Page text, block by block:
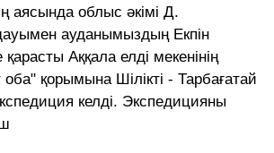
аясында облыс әкімі Д.
ауданымыздың Екпін
Аққала елді мекенінің
қорымына Шілікті - Тарбағатай
келді. Экспедицияны